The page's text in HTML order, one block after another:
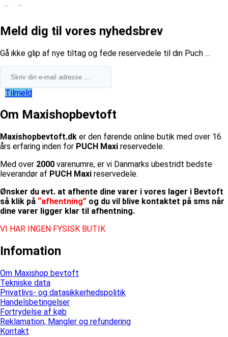
Meld dig til vores nyhedsbrev
​Gå ikke glip af nye tiltag og fede reservedele til din Puch …
Tilmeld
Om Maxishopbevtoft
Maxishopbevtoft.dk er den førende online butik med over 16
års erfaring inden for PUCH Maxi reservedele.
Med over 2000 varenumre, er vi Danmarks ubestridt bedste
leverandør af PUCH Maxi reservedele.
Ønsker du evt. at afhente dine varer i vores lager i Bevtoft
så klik på “afhentning” og du vil blive kontaktet på sms når
dine varer ligger klar til afhentning.
VI HAR INGEN FYSISK BUTIK
Infomation
Om Maxishop bevtoft
Tekniske data
Privatlivs- og datasikkerhedspolitik
Handelsbetingelser
Fortrydelse af køb
Reklamation, Mangler og refundering
Kontakt